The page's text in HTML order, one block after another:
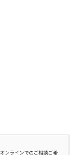
ンラインでのご相談ご希